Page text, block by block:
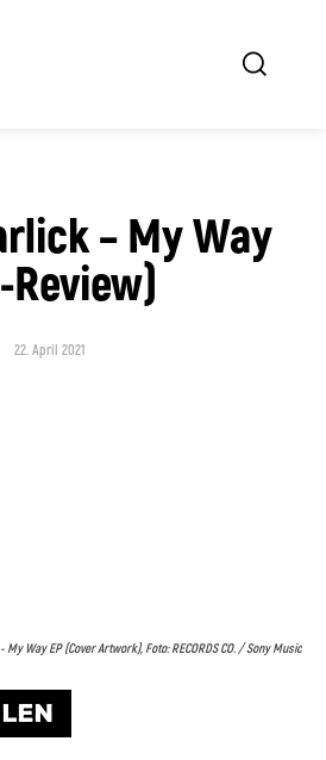
– My Way
Review)
22. April 2021
My Way EP (Cover Artwork), Foto: RECORDS CO. / Sony Music